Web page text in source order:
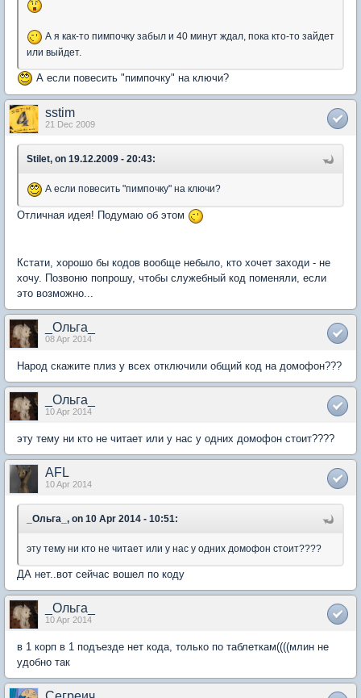
А я как-то пимпочку забыл и 40 минут ждал, пока кто-то зайдет
или выйдет.
А если повесить "пимпочку" на ключи?
sstim
21 Dec 2009
Stilet, on 19.12.2009 - 20:43:
А если повесить "пимпочку" на ключи?
Отличная идея! Подумаю об этом
Кстати, хорошо бы кодов вообще небыло, кто хочет заходи - не
хочу. Позвоню попрошу, чтобы служебный код поменяли, если
это возможно...
_Ольга_
08 Apr 2014
Народ скажите плиз у всех отключили общий код на домофон???
_Ольга_
10 Apr 2014
эту тему ни кто не читает или у нас у одних домофон стоит????
AFL
10 Apr 2014
_Ольга_, on 10 Apr 2014 - 10:51:
эту тему ни кто не читает или у нас у одних домофон стоит????
ДА нет..вот сейчас вошел по коду
_Ольга_
10 Apr 2014
в 1 корп в 1 подъезде нет кода, только по таблеткам((((млин не
удобно так